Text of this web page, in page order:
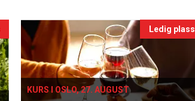
Ledig plass
KURS I OSLO, 27. AUGUST